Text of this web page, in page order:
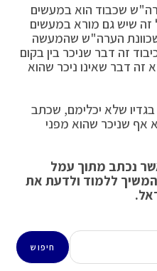
שכבוד הוא במעשים
שיש גם מורא במעשים
שכוונת הערה"ש שהמעשה
זה דבר שניכר בין בקום
זה דבר שאינו ניכר שהוא
שלא יכלימם, שכתב
אף שניכר שהוא מפני
נכתב מתוך עמל
ללמוד ולדעת את
חיפוש